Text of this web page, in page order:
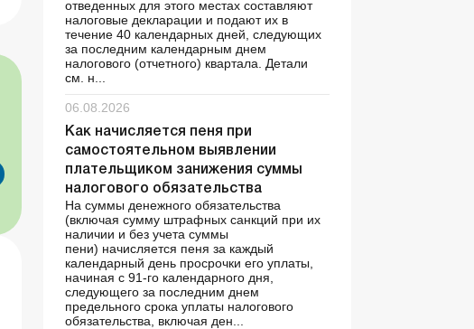
отведенных для этого местах составляют
налоговые декларации и подают их в
течение 40 календарных дней, следующих
за последним календарным днем
налогового (отчетного) квартала. Детали
см. н...
06.08.2026
Как начисляется пеня при
самостоятельном выявлении
плательщиком занижения суммы
налогового обязательства
На суммы денежного обязательства
(включая сумму штрафных санкций при их
наличии и без учета суммы
пени) начисляется пеня за каждый
календарный день просрочки его уплаты,
начиная с 91-го календарного дня,
следующего за последним днем
предельного срока уплаты налогового
обязательства, включая ден...